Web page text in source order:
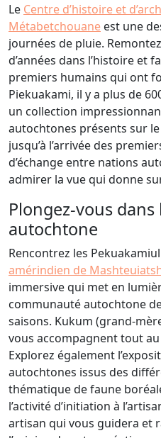
Le Centre d’histoire et
Métabetchouane est une
journées de pluie.
d’années dans l’histoire et
premiers humains qui ont
Piekuakami, il y a plus de
un collection
autochtones présents sur
jusqu’à l’arrivée des
d’échange entre nations
admirer la vue qui donne
Plongez-vous dans
autochtone
Rencontrez les
amérindien de
immersive qui met en
communauté autochtone
saisons. Kukum (grand-
vous accompagnent tout
Explorez également
autochtones issus des
thématique de faune
l’activité d’initiation à
artisan qui vous guidera et